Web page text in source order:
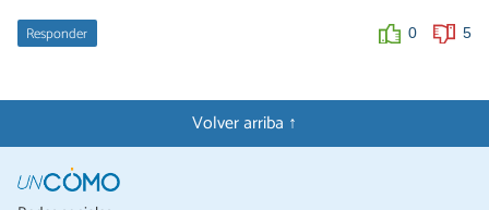
Responder 0 5
Volver arriba ↑